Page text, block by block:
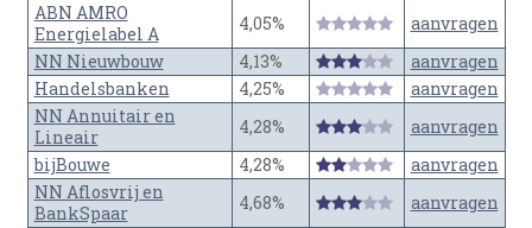
ABN AMRO
Energielabel A
4,05%
aanvragen
NN Nieuwbouw
4,13%
aanvragen
Handelsbanken
4,25%
aanvragen
NN Annuitair en
Lineair
4,28%
aanvragen
bijBouwe
4,28%
aanvragen
NN Aflosvrij en
BankSpaar
4,68%
aanvragen